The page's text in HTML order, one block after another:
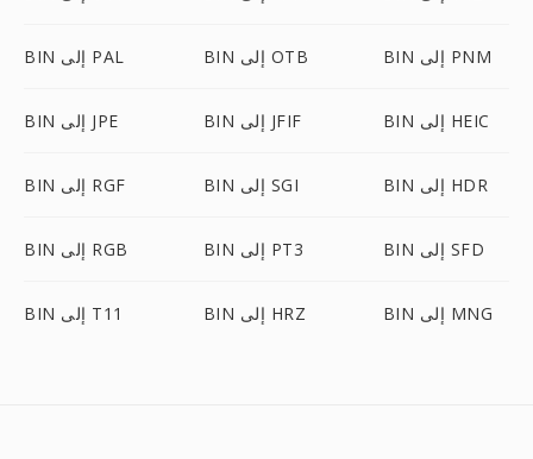
BIN إلى PAL BIN إلى OTB BIN إلى PNM
BIN إلى JPE BIN إلى JFIF BIN إلى HEIC
BIN إلى RGF BIN إلى SGI BIN إلى HDR
BIN إلى RGB BIN إلى PT3 BIN إلى SFD
BIN إلى T11 BIN إلى HRZ BIN إلى MNG